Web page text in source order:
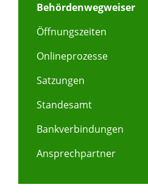
Behördenwegweiser
Öffnungszeiten
Onlineprozesse
Satzungen
Standesamt
Bankverbindungen
Ansprechpartner